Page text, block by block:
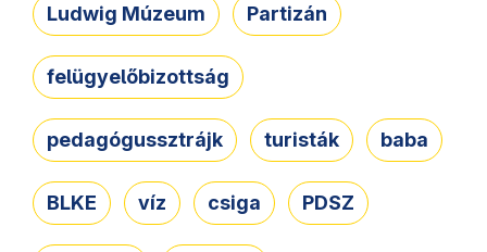
Ludwig Múzeum Partizán
felügyelőbizottság
pedagógussztrájk turisták baba
BLKE víz csiga PDSZ